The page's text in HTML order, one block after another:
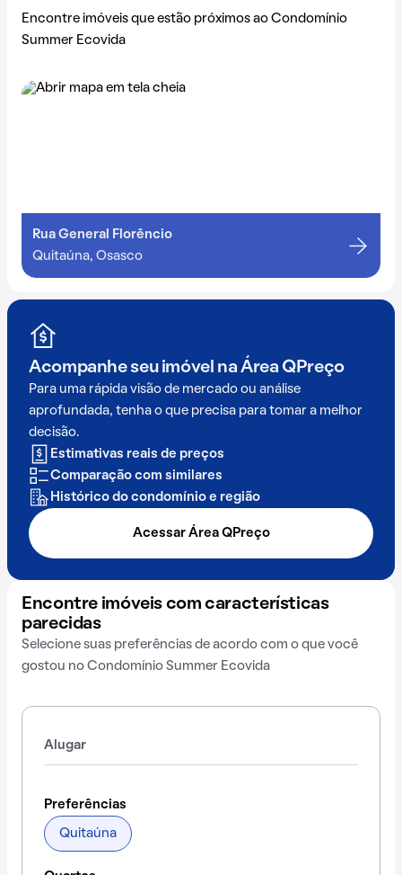
Encontre imóveis que estão próximos ao Condomínio
Summer Ecovida
Rua General Florêncio
Quitaúna, Osasco
Acompanhe seu imóvel na Área QPreço
Para uma rápida visão de mercado ou análise
aprofundada, tenha o que precisa para tomar a melhor
decisão.
Estimativas reais de preços
Comparação com similares
Histórico do condomínio e região
Acessar Área QPreço
Encontre imóveis com características
parecidas
Selecione suas preferências de acordo com o que você
gostou no Condomínio Summer Ecovida
Alugar
Preferências
Quitaúna